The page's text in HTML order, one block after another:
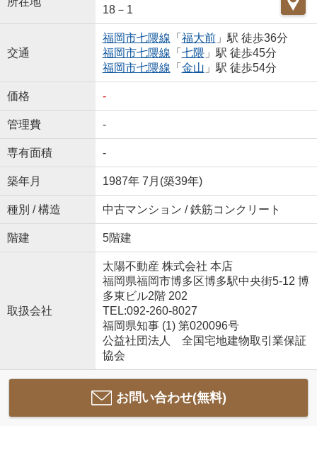
18－1
交通
福岡市七隈線 「 福大前」駅 徒歩36分
福岡市七隈線 「 七隈」駅 徒歩45分
福岡市七隈線 「 金山 」駅 徒歩54分
価格 -
管理費 -
専有面積 -
築年月 1987年 7月(築39年)
種別 / 構造 中古マンション / 鉄筋コンクリート
階建 5階建
取扱会社
太陽不動産 株式会社 本店
福岡県福岡市博多区博多駅中央街5-12 博
多東ビル2階 202
TEL:092-260-8027
福岡県知事 (1) 第020096号
公益社団法人 全国宅地建物取引業保証
協会
お問い合わせ(無料)